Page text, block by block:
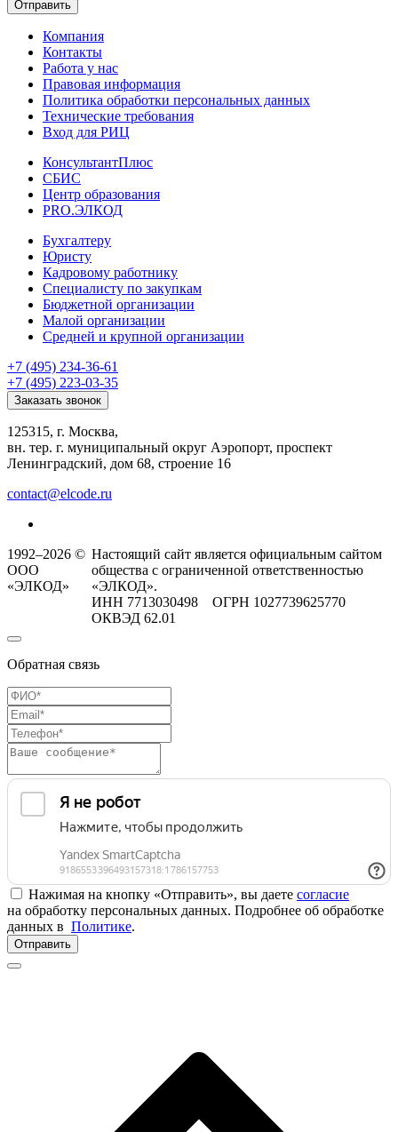
Отправить
Компания
Контакты
Работа у нас
Правовая информация
Политика обработки персональных данных
Технические требования
Вход для РИЦ
КонсультантПлюс
СБИС
Центр образования
PRO.ЭЛКОД
Бухгалтеру
Юристу
Кадровому работнику
Специалисту по закупкам
Бюджетной организации
Малой организации
Средней и крупной организации
+7 (495) 234-36-61
+7 (495) 223-03-35
Заказать звонок
125315, г. Москва,
вн. тер. г. муниципальный округ Аэропорт, проспект
Ленинградский, дом 68, строение 16
contact@elcode.ru
1992–2026 ©
ООО
«ЭЛКОД»
Настоящий сайт является официальным сайтом
общества с ограниченной ответственностью
«ЭЛКОД».
ИНН 7713030498 ОГРН 1027739625770
ОКВЭД 62.01
Обратная связь
Нажимая на кнопку «Отправить», вы даете согласие
на обработку персональных данных. Подробнее об обработке
данных в Политике.
Отправить